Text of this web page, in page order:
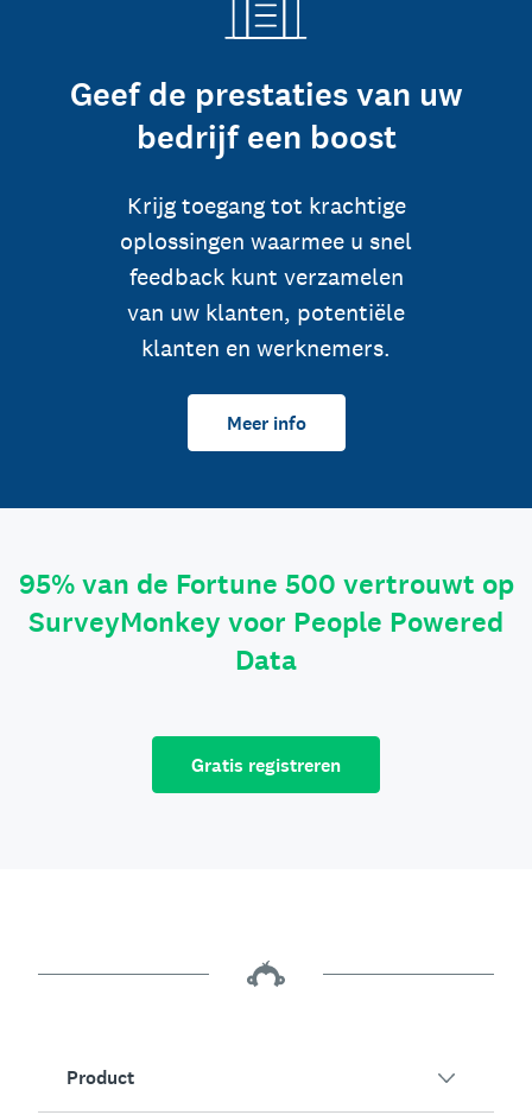
Geef de prestaties van uw
bedrijf een boost
Krijg toegang tot krachtige
oplossingen waarmee u snel
feedback kunt verzamelen
van uw klanten, potentiële
klanten en werknemers.
Meer info
95% van de Fortune 500 vertrouwt op
SurveyMonkey voor People Powered
Data
Gratis registreren
Product